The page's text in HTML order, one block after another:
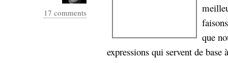
17 comments
que
expressions qui servent de